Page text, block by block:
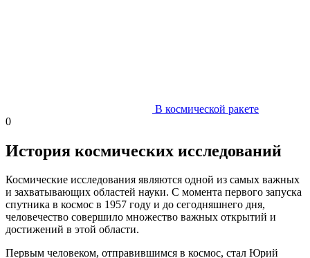
В космической ракете
0
История космических исследований
Космические исследования являются одной из самых важных
и захватывающих областей науки. С момента первого запуска
спутника в космос в 1957 году и до сегодняшнего дня,
человечество совершило множество важных открытий и
достижений в этой области.
Первым человеком, отправившимся в космос, стал Юрий